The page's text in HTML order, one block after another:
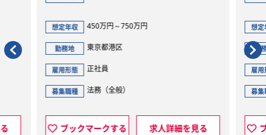
450万円～750万円
東京都港区
ークする 求人詳細を見る
700万円～900万円
ブックマークする